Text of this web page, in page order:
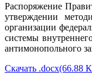
Распоряжение
утверждении
организации
системы
антимонопольного
Скачать .docx(66.88